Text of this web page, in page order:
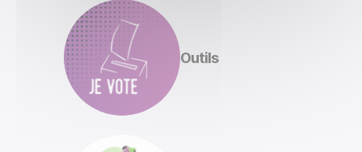
Outils